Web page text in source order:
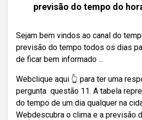
previsão do tempo do
Sejam bem vindos ao canal do
previsão do tempo todos os dias
de ficar bem informado ...
Webclique aqui 👆 para ter uma
pergunta ️ questão 11. A tabela
do tempo de um dia qualquer na
Webdescubra o clima e a previsão